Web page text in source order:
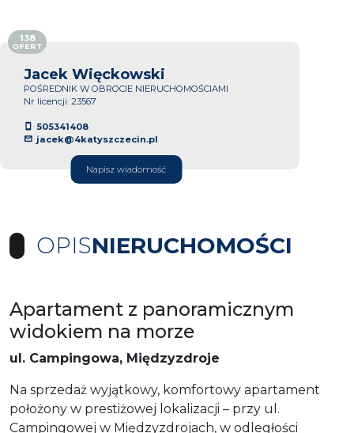
Jacek Więckowski
POŚREDNIK W OBROCIE NIERUCHOMOŚCIAMI
Nr licencji: 23567
505341408
jacek@4katyszczecin.pl
Napisz wiadomość
138
OFERT
OPISNIERUCHOMOŚCI
Apartament z panoramicznym
widokiem na morze
ul. Campingowa, Międzyzdroje
Na sprzedaż wyjątkowy, komfortowy apartament
położony w prestiżowej lokalizacji – przy ul.
Campingowej w Międzyzdrojach, w odległości